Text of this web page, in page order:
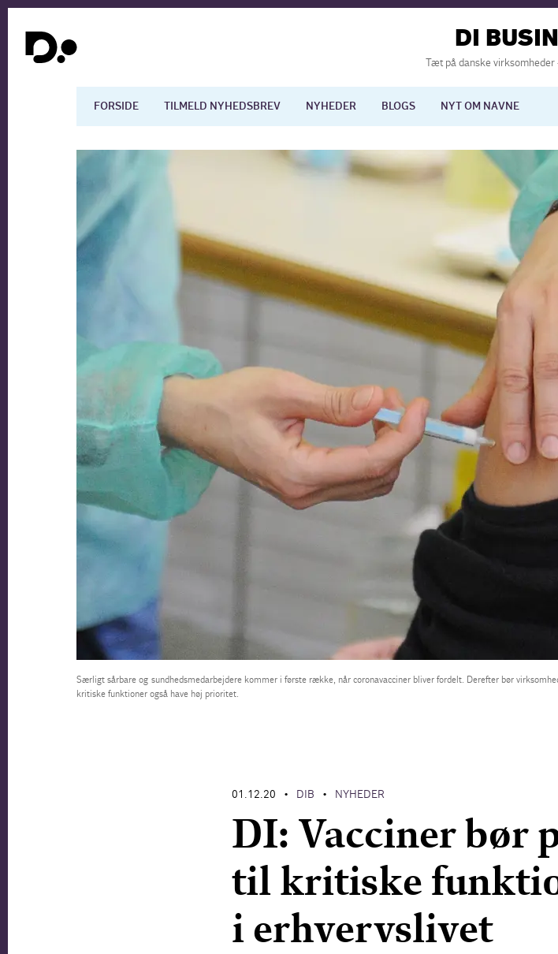
DI
Tæt på danske virksomheder
FORSIDE TILMELD NYHEDSBREV NYHEDER BLOGS NYT OM NAVNE
Dansk økonomi Digitalisering
Arbejdsmarkedet
Særligt sårbare og sundhedsmedarbejdere kommer i første række, når coronavacciner bliver fordelt. Derefter bør
kritiske funktioner også have høj prioritet.
01.12.20 • DIB • NYHEDER
DI: Vacciner bør
til kritiske
i erhvervslivet